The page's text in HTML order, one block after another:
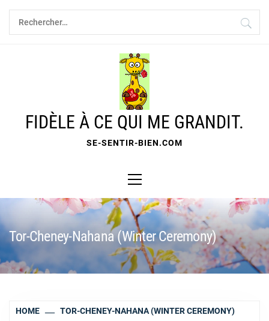
Skip
content
Rechercher :
FIDÈLE À CE QUI ME GRANDIT.
SE-SENTIR-BIEN.COM
Menu
Tor-Cheney-Nahana (Winter Ceremony)
HOME TOR-CHENEY-NAHANA (WINTER CEREMONY)